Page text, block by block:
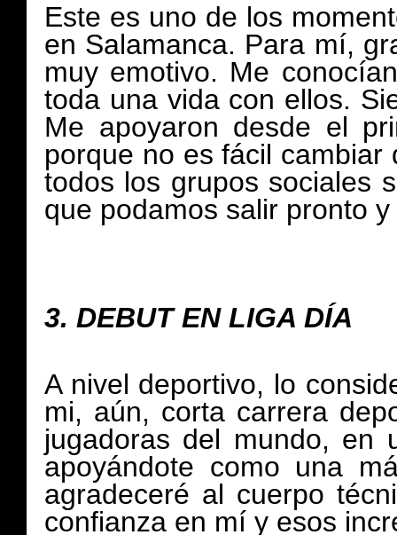
Este es uno de los
en Salamanca. Para mí,
muy emotivo. Me
toda una vida con ellos.
Me apoyaron desde el
porque no es fácil cambiar
todos los grupos sociales
que podamos salir pronto
3. DEBUT EN LIGA DÍA
A nivel deportivo, lo
mi, aún, corta carrera
jugadoras del mundo, en
apoyándote como una
agradeceré al cuerpo
confianza en mí y esos